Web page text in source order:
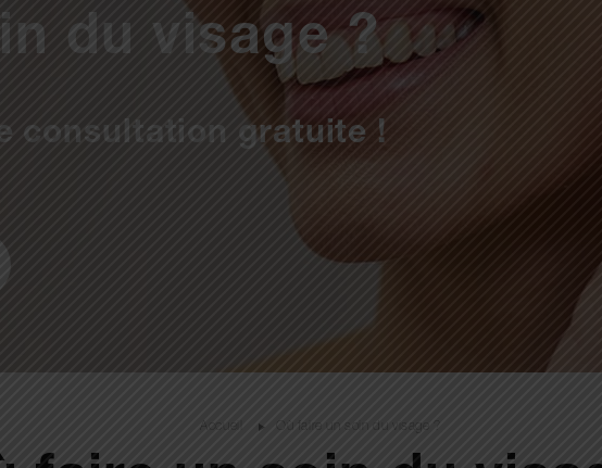
du visage ?
consultation gratuite !
Accueil Où faire un soin du visage ?